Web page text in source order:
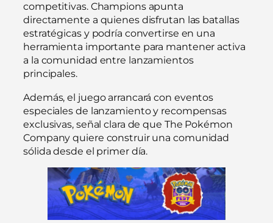
competitivas. Champions apunta
directamente a quienes disfrutan las batallas
estratégicas y podría convertirse en una
herramienta importante para mantener activa
a la comunidad entre lanzamientos
principales.
Además, el juego arrancará con eventos
especiales de lanzamiento y recompensas
exclusivas, señal clara de que The Pokémon
Company quiere construir una comunidad
sólida desde el primer día.